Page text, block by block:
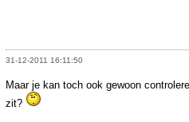
31-12-2011 16:11:50
Maar je kan toch ook gewoon
zit?